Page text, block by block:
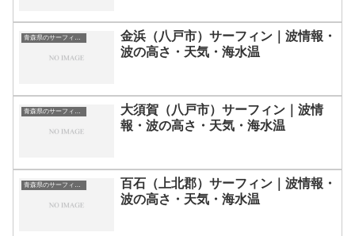
青森県のサーフィン波情報・ポイント・スポット一覧
金浜（八戸市）サーフィン｜波情報・
波の高さ・天気・海水温
大須賀（八戸市）サーフィン｜波情
報・波の高さ・天気・海水温
百石（上北郡）サーフィン｜波情報・
波の高さ・天気・海水温